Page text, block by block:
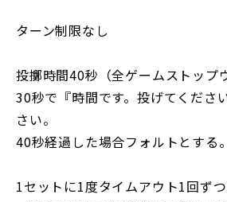
ターン制限なし
投擲時間40秒（全ゲームストップ
30秒で『時間です。投げてくださ
さい。
40秒経過した場合フォルトとする。
1セットに1度タイムアウト1回ずつ